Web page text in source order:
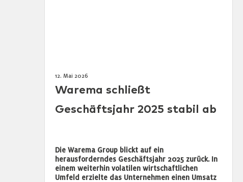
12. Mai 2026
Warema schließt
Geschäftsjahr 2025 stabil ab
Die Warema Group blickt auf ein
herausforderndes Geschäftsjahr 2025 zurück. In
einem weiterhin volatilen wirtschaftlichen
Umfeld erzielte das Unternehmen einen Umsatz